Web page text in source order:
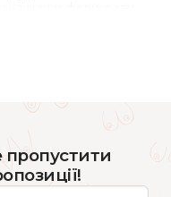
непомітні під одягом,
за особливою
високого тиску та